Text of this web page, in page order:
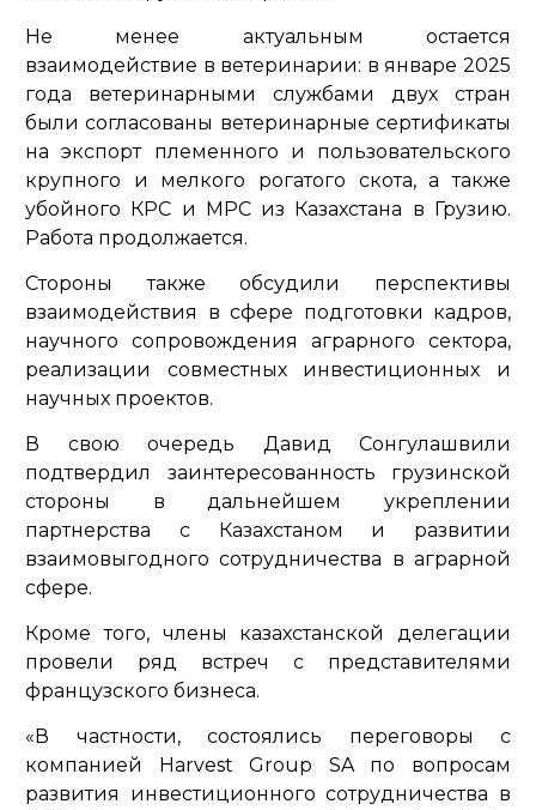
Не менее актуальным остается
взаимодействие в ветеринарии: в январе 2025
года ветеринарными службами двух стран
были согласованы ветеринарные сертификаты
на экспорт племенного и пользовательского
крупного и мелкого рогатого скота, а также
убойного КРС и МРС из Казахстана в Грузию.
Работа продолжается.
Стороны также обсудили перспективы
взаимодействия в сфере подготовки кадров,
научного сопровождения аграрного сектора,
реализации совместных инвестиционных и
научных проектов.
В свою очередь Давид Сонгулашвили
подтвердил заинтересованность грузинской
стороны в дальнейшем укреплении
партнерства с Казахстаном и развитии
взаимовыгодного сотрудничества в аграрной
сфере.
Кроме того, члены казахстанской делегации
провели ряд встреч с представителями
французского бизнеса.
«В частности, состоялись переговоры с
компанией Harvest Group SA по вопросам
развития инвестиционного сотрудничества в